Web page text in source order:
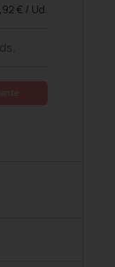
€ / Ud.